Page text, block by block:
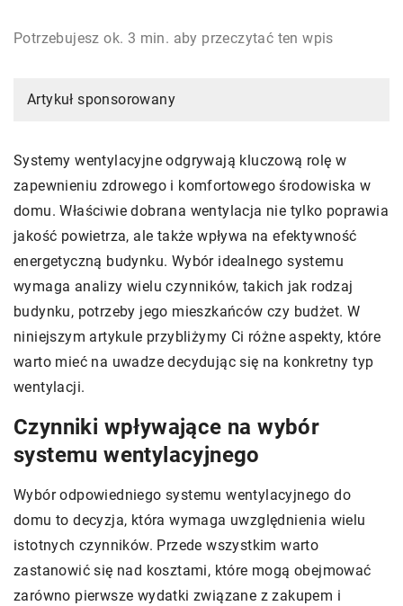
Potrzebujesz ok. 3 min. aby przeczytać ten wpis
Artykuł sponsorowany
Systemy wentylacyjne odgrywają kluczową rolę w
zapewnieniu zdrowego i komfortowego środowiska w
domu. Właściwie dobrana wentylacja nie tylko poprawia
jakość powietrza, ale także wpływa na efektywność
energetyczną budynku. Wybór idealnego systemu
wymaga analizy wielu czynników, takich jak rodzaj
budynku, potrzeby jego mieszkańców czy budżet. W
niniejszym artykule przybliżymy Ci różne aspekty, które
warto mieć na uwadze decydując się na konkretny typ
wentylacji.
Czynniki wpływające na wybór
systemu wentylacyjnego
Wybór odpowiedniego systemu wentylacyjnego do
domu to decyzja, która wymaga uwzględnienia wielu
istotnych czynników. Przede wszystkim warto
zastanowić się nad kosztami, które mogą obejmować
zarówno pierwsze wydatki związane z zakupem i